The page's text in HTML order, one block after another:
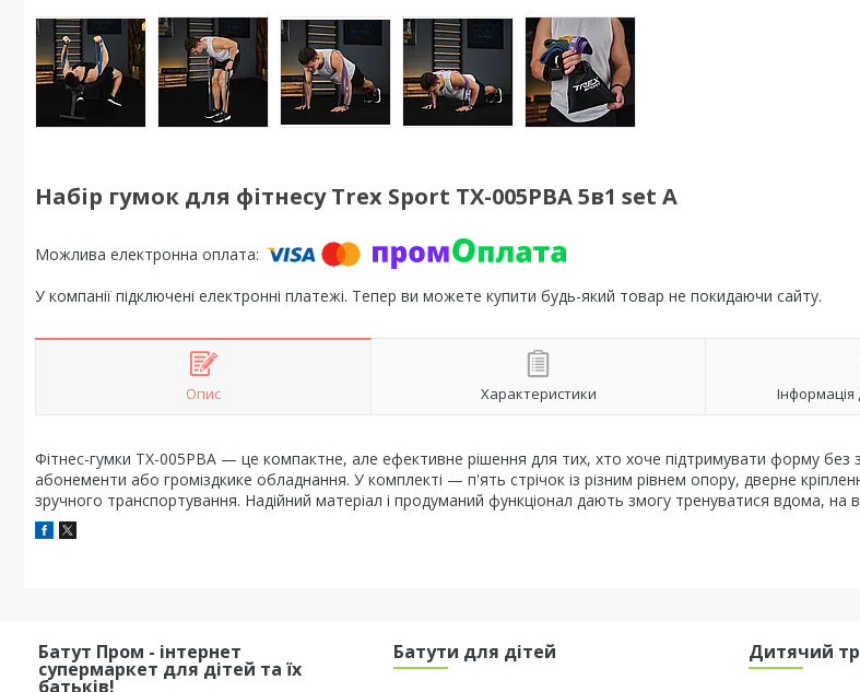
Набір гумок для фітнесу Trex Sport TX-005PBA 5в1 set A
У компанії підключені електронні платежі. Тепер ви можете купити будь-який товар не покидаючи сайту.
Опис Характеристики
Фітнес-гумки TX-005PBA — це компактне, але ефективне рішення для тих, хто хоче підтримувати форму без
абонементи або громіздкике обладнання. У комплекті — п'ять стрічок із різним рівнем опору, дверне
зручного транспортування. Надійний матеріал і продуманий функціонал дають змогу тренуватися вдома, на
Батут Пром - інтернет
супермаркет для дітей та їх
батьків!
Батути для дітей Дитячий